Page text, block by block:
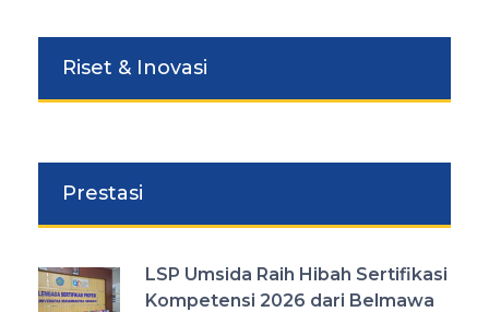
Riset & Inovasi
Prestasi
LSP Umsida Raih Hibah Sertifikasi
Kompetensi 2026 dari Belmawa